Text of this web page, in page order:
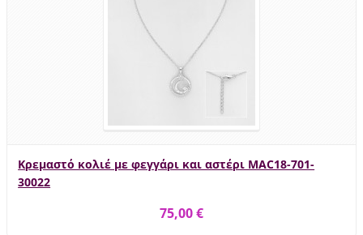
Κρεμαστό κολιέ με φεγγάρι και αστέρι MAC18-701-
30022
75,00 €